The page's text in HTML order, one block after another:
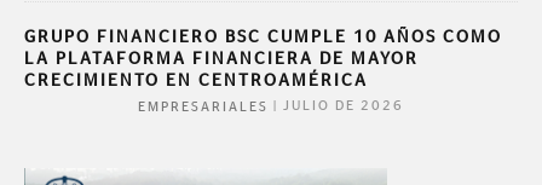
GRUPO FINANCIERO BSC CUMPLE 10 AÑOS COMO
LA PLATAFORMA FINANCIERA DE MAYOR
CRECIMIENTO EN CENTROAMÉRICA
EMPRESARIALES JULIO DE 2026